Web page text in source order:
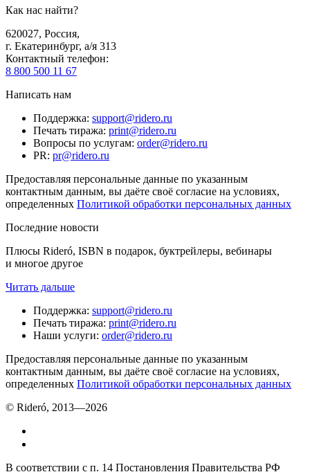
Как нас найти?
620027, Россия,
г. Екатеринбург, а/я 313
Контактный телефон:
8 800 500 11 67
Написать нам
Поддержка: support@ridero.ru
Печать тиража: print@ridero.ru
Вопросы по услугам: order@ridero.ru
PR: pr@ridero.ru
Предоставляя персональные данные по указанным
контактным данным, вы даёте своё согласие на условиях,
определенных Политикой обработки персональных данных
Последние новости
Плюсы Rideró, ISBN в подарок, буктрейлеры, вебинары
и многое другое
Читать дальше
Поддержка: support@ridero.ru
Печать тиража: print@ridero.ru
Наши услуги: order@ridero.ru
Предоставляя персональные данные по указанным
контактным данным, вы даёте своё согласие на условиях,
определенных Политикой обработки персональных данных
© Rideró, 2013—2026
В соответствии с п. 14 Постановления Правительства РФ